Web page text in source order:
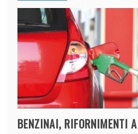
BENZINAI, RIFORNIMENTI